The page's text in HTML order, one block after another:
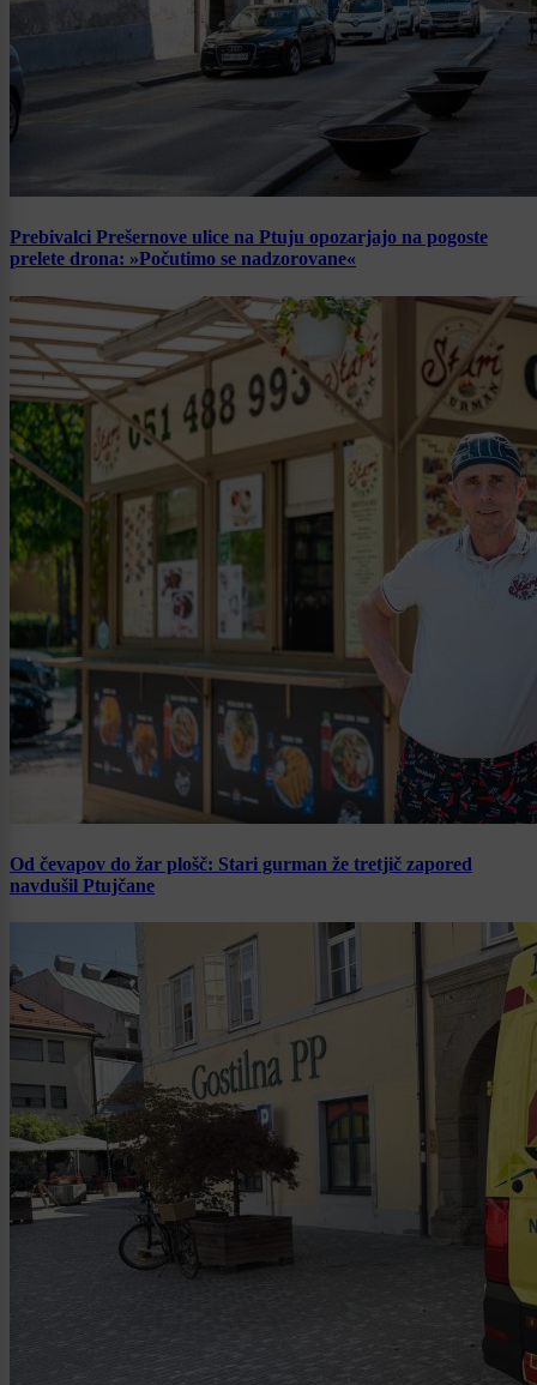
Prebivalci Prešernove ulice na Ptuju opozarjajo na pogoste
prelete drona: »Počutimo se nadzorovane«
Od čevapov do žar plošč: Stari gurman že tretjič zapored
navdušil Ptujčane